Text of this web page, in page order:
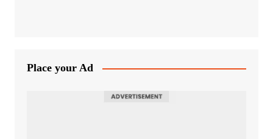
Place your Ad